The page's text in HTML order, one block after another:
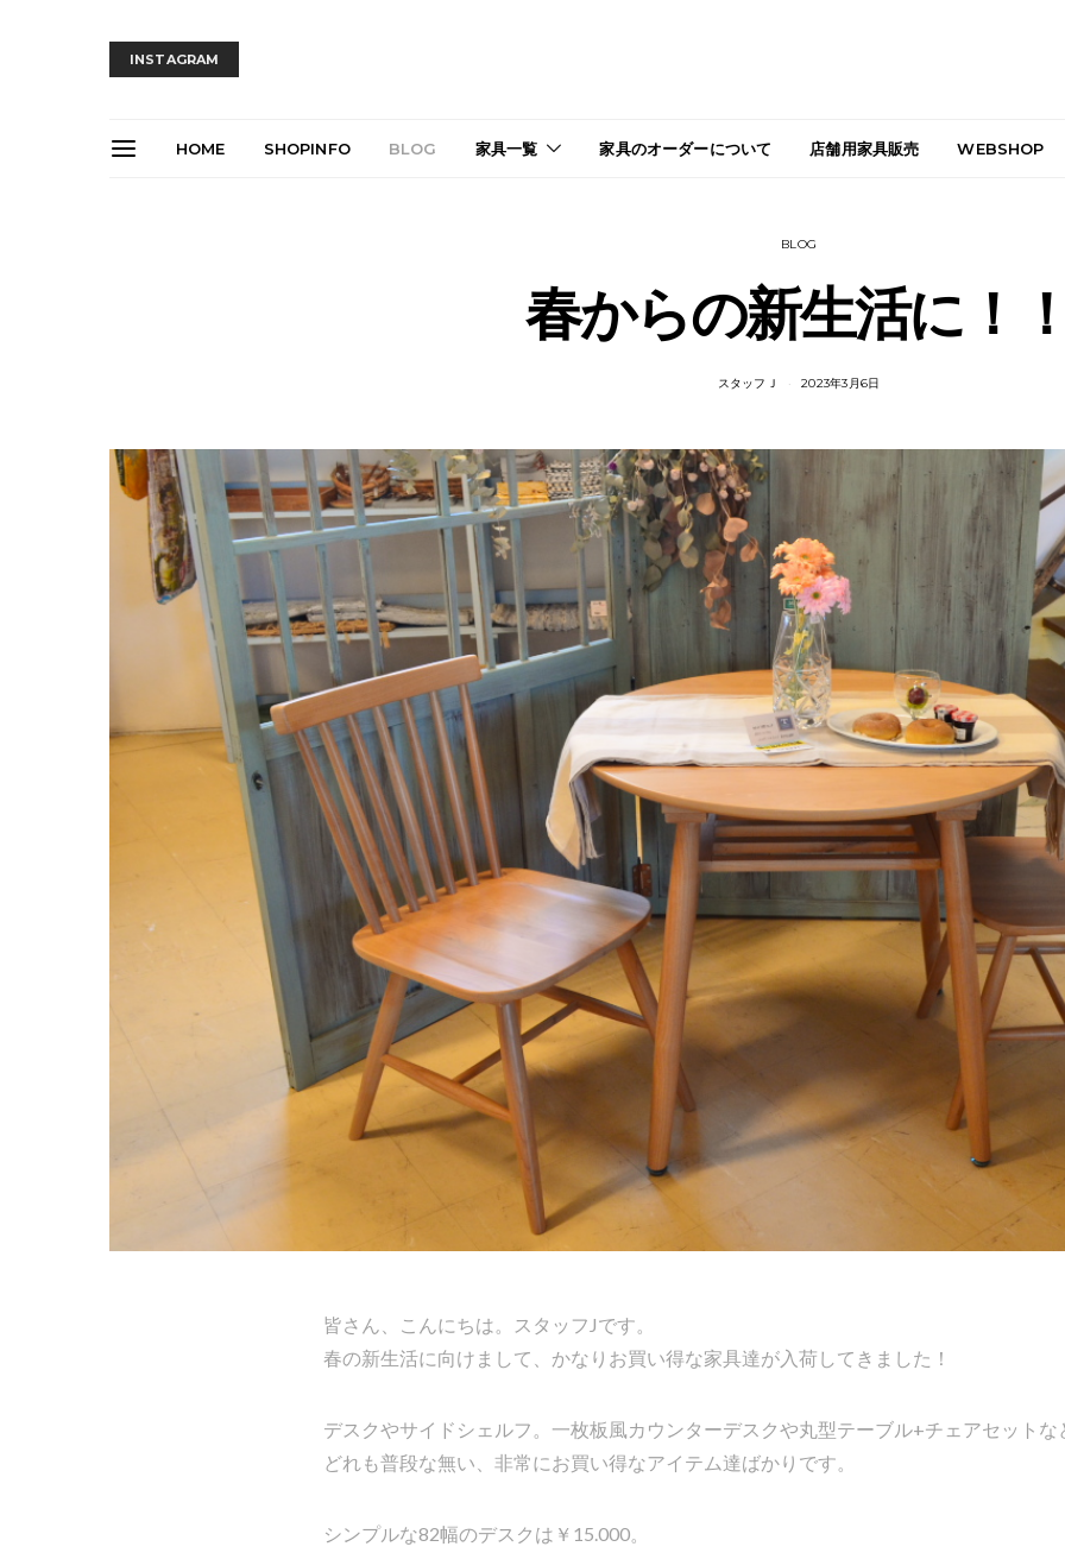
INSTAGRAM
HOME SHOPINFO BLOG 家具一覧 家具のオーダーについて 店舗用家具販売 WEBSHOP
BLOG
春からの新生活に！
スタッフＪ 2023年3月6日
皆さん、こんにちは。スタッフJです。
春の新生活に向けまして、かなりお買い得な家具達が入荷してきました！
デスクやサイドシェルフ。一枚板風カウンターデスクや丸型テーブル+チェアセットな
どれも普段な無い、非常にお買い得なアイテム達ばかりです。
シンプルな82幅のデスクは￥15.000。